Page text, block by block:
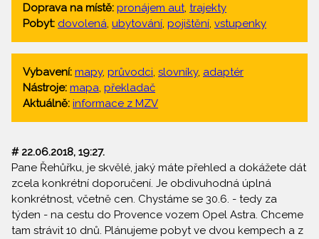
Doprava na místě: pronájem aut, trajekty
Pobyt: dovolená, ubytování, pojištění, vstupenky
Vybavení: mapy, průvodci, slovníky, adaptér
Nástroje: mapa, překladač
Aktuálně: informace z MZV
# 22.06.2018, 19:27.
Pane Řehůřku, je skvělé, jaký máte přehled a dokážete dát
zcela konkrétní doporučení. Je obdivuhodná úplná
konkrétnost, včetně cen. Chystáme se 30.6. - tedy za
týden - na cestu do Provence vozem Opel Astra. Chceme
tam strávit 10 dnů. Plánujeme pobyt ve dvou kempech a z